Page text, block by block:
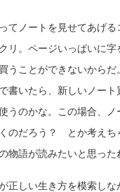
てノートを見せてあげ
リ。ページいっぱいに
うことができないから
書いたら、新しいノー
うのかな。この場合、ノ
のだろう？ とか考えち
物語が読みたいと思った
正しい生き方を模索し